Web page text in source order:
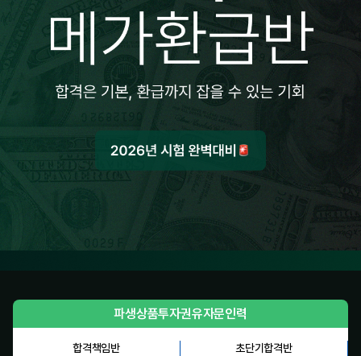
파생상품투자권유자문인력
합격책임반 초단기합격반